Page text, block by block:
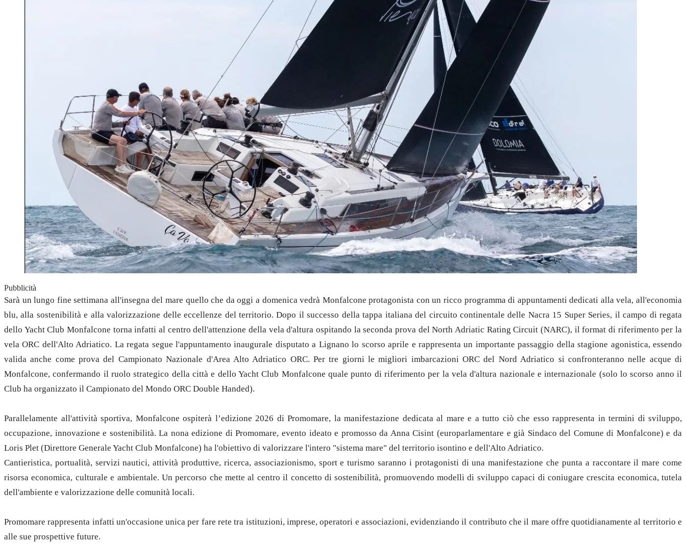
Pubblicità
Sarà un lungo fine settimana all'insegna del mare quello che da oggi a domenica vedrà Monfalcone protagonista con un ricco programma di appuntamenti dedicati alla vela, all'economia
blu, alla sostenibilità e alla valorizzazione delle eccellenze del territorio. Dopo il successo della tappa italiana del circuito continentale delle Nacra 15 Super Series, il campo di regata
dello Yacht Club Monfalcone torna infatti al centro dell'attenzione della vela d'altura ospitando la seconda prova del North Adriatic Rating Circuit (NARC), il format di riferimento per la
vela ORC dell'Alto Adriatico. La regata segue l'appuntamento inaugurale disputato a Lignano lo scorso aprile e rappresenta un importante passaggio della stagione agonistica, essendo
valida anche come prova del Campionato Nazionale d'Area Alto Adriatico ORC. Per tre giorni le migliori imbarcazioni ORC del Nord Adriatico si confronteranno nelle acque di
Monfalcone, confermando il ruolo strategico della città e dello Yacht Club Monfalcone quale punto di riferimento per la vela d'altura nazionale e internazionale (solo lo scorso anno il
Club ha organizzato il Campionato del Mondo ORC Double Handed).
Parallelamente all'attività sportiva, Monfalcone ospiterà l’edizione 2026 di Promomare, la manifestazione dedicata al mare e a tutto ciò che esso rappresenta in termini di sviluppo,
occupazione, innovazione e sostenibilità. La nona edizione di Promomare, evento ideato e promosso da Anna Cisint (europarlamentare e già Sindaco del Comune di Monfalcone) e da
Loris Plet (Direttore Generale Yacht Club Monfalcone) ha l'obiettivo di valorizzare l'intero "sistema mare" del territorio isontino e dell'Alto Adriatico.
Cantieristica, portualità, servizi nautici, attività produttive, ricerca, associazionismo, sport e turismo saranno i protagonisti di una manifestazione che punta a raccontare il mare come
risorsa economica, culturale e ambientale. Un percorso che mette al centro il concetto di sostenibilità, promuovendo modelli di sviluppo capaci di coniugare crescita economica, tutela
dell'ambiente e valorizzazione delle comunità locali.
Promomare rappresenta infatti un'occasione unica per fare rete tra istituzioni, imprese, operatori e associazioni, evidenziando il contributo che il mare offre quotidianamente al territorio e
alle sue prospettive future.